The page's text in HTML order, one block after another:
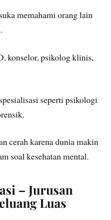
memahami orang lain
konselor, psikolog klinis,
seperti psikologi
cerah karena dunia makin
soal kesehatan mental.
– Jurusan
Luas